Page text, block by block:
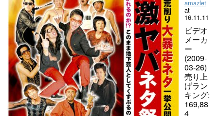
amazlet
at
16.11.11
ビデオ
メーカ
ー
(2009-
03-26)
売り上
げラン
キング:
169,88
4